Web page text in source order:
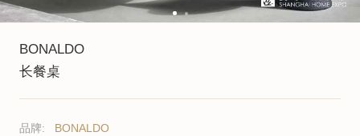
BONALDO
长餐桌
品牌: BONALDO